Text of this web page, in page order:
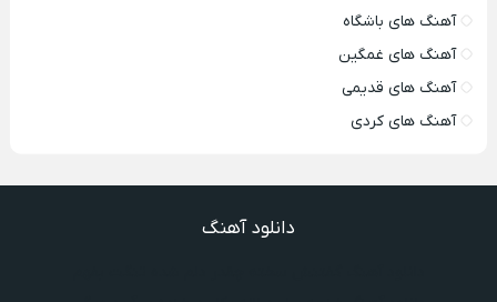
آهنگ های باشگاه
آهنگ های غمگین
آهنگ های قدیمی
آهنگ های کردی
دانلود آهنگ